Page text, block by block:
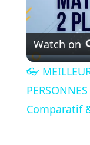
Watch on
👓
Comparatif